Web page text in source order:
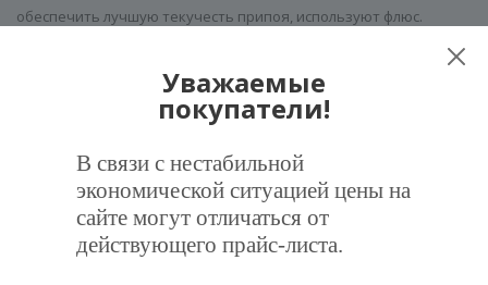
обеспечить лучшую текучесть припоя, используют флюс.
офлюсованный. Продается в виде прутков диаметром от 1,5 до
Товары
Уважаемые
покупатели!
В связи с нестабильной
экономической ситуацией цены на
сайте могут отличаться от
действующего прайс-листа.